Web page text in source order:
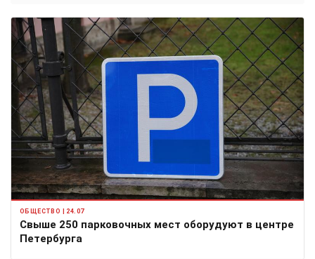
ОБЩЕСТВО | 24.07
Свыше 250 парковочных мест оборудуют в центре
Петербурга